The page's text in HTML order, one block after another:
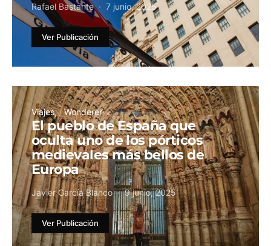
Rafael Bastante 7 junio, 2025
Ver Publicación
Viajes Wonderer
El pueblo de España que
oculta uno de los pórticos
medievales más bellos de
Europa
Javier García Blanco 9 junio, 2025
Ver Publicación